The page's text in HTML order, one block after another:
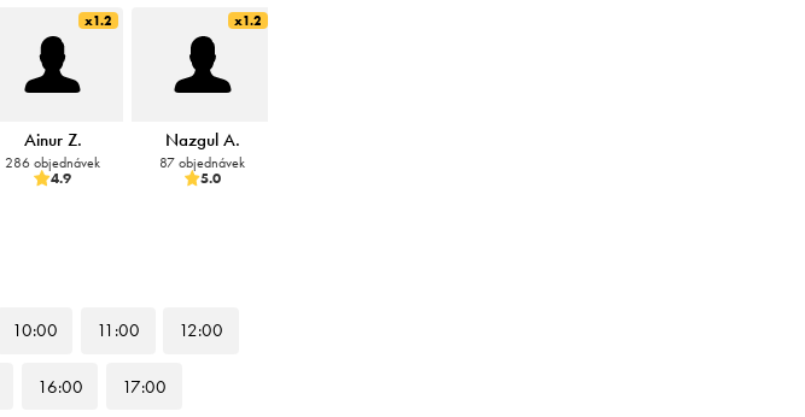
x1.2
Ainur Z.
286 objednávek
4.9
x1.2
Nazgul A.
87 objednávek
5.0
10:00 11 :00 12:00
16:00 17:00